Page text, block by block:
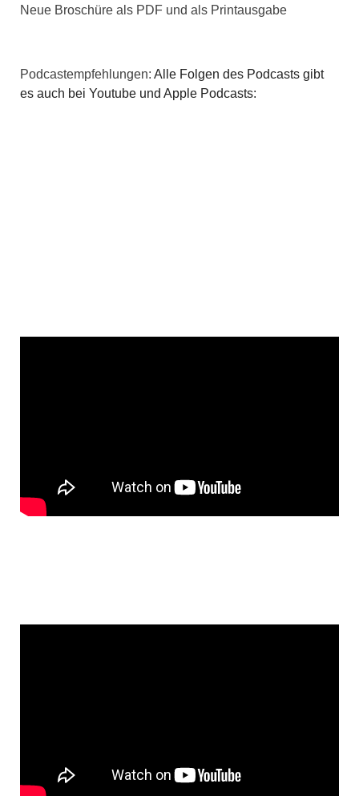
t
Neue Broschüre als PDF und als Printausgabe
Podcastempfehlungen: Alle Folgen des Podcasts gibt
es auch bei Youtube und Apple Podcasts: